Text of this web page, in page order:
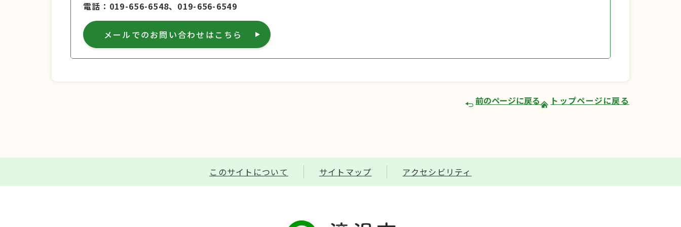
電話
019-656-6548、019-656-6549
メールでのお問い合わせはこちら
前のページに戻る トップページに戻る
このサイトについて サイトマップ アクセシビリティ